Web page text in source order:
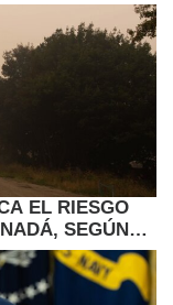
EL RIESGO
SEGÚN